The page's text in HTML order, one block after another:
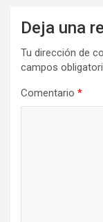
Deja una
Tu dirección de
campos
Comentario *